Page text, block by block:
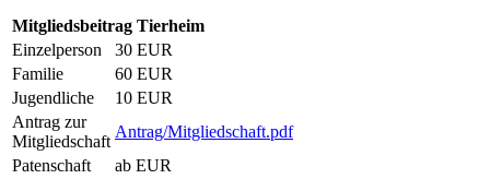
Mitgliedsbeitrag Tierheim
Einzelperson
30 EUR
Familie
60 EUR
Jugendliche
10 EUR
Antrag zur
Mitgliedschaft
Antrag/Mitgliedschaft.pdf
Patenschaft
ab EUR